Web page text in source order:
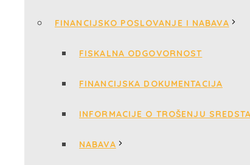
FINANCIJSKO POSLOVANJE I NABAVA
FISKALNA ODGOVORNOST
FINANCIJSKA DOKUMENTACIJA
INFORMACIJE O TROŠENJU
NABAVA